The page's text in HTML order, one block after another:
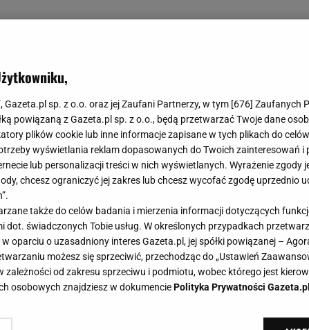
Gazeta.pl sp. z o.o. oraz jej Zaufani Partnerzy, w tym [676] Zaufanych
powiązaną z Gazeta.pl sp. z o.o., będą przetwarzać Twoje dane
plików cookie lub inne informacje zapisane w tych plikach do celów
wyświetlania reklam dopasowanych do Twoich zainteresowań i
lub personalizacji treści w nich wyświetlanych. Wyrażenie zgody
chcesz ograniczyć jej zakres lub chcesz wycofać zgodę uprzednio
także do celów badania i mierzenia informacji dotyczących
dot. świadczonych Tobie usług. W określonych przypadkach
oparciu o uzasadniony interes Gazeta.pl, jej spółki powiązanej –
możesz się sprzeciwić, przechodząc do „Ustawień
od zakresu sprzeciwu i podmiotu, wobec którego jest
osobowych znajdziesz w dokumenciePolityka Prywatności Gazeta.pl